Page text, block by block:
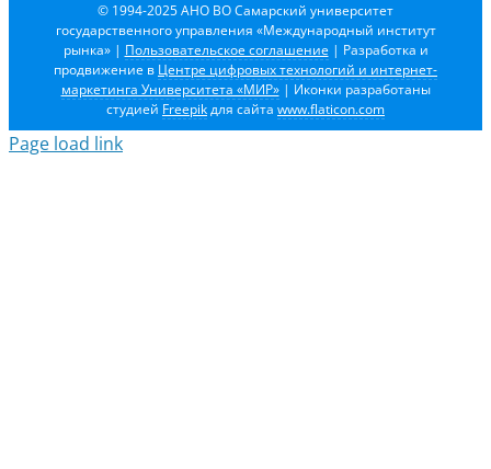
© 1994-2025 АНО ВО Самарский университет
государственного управления «Международный институт
рынка» | Пользовательское соглашение | Разработка и
продвижение в Центре цифровых технологий и интернет-
маркетинга Университета «МИР»| Иконки разработаны
студией Freepikдля сайта www.flaticon.com
Page load link